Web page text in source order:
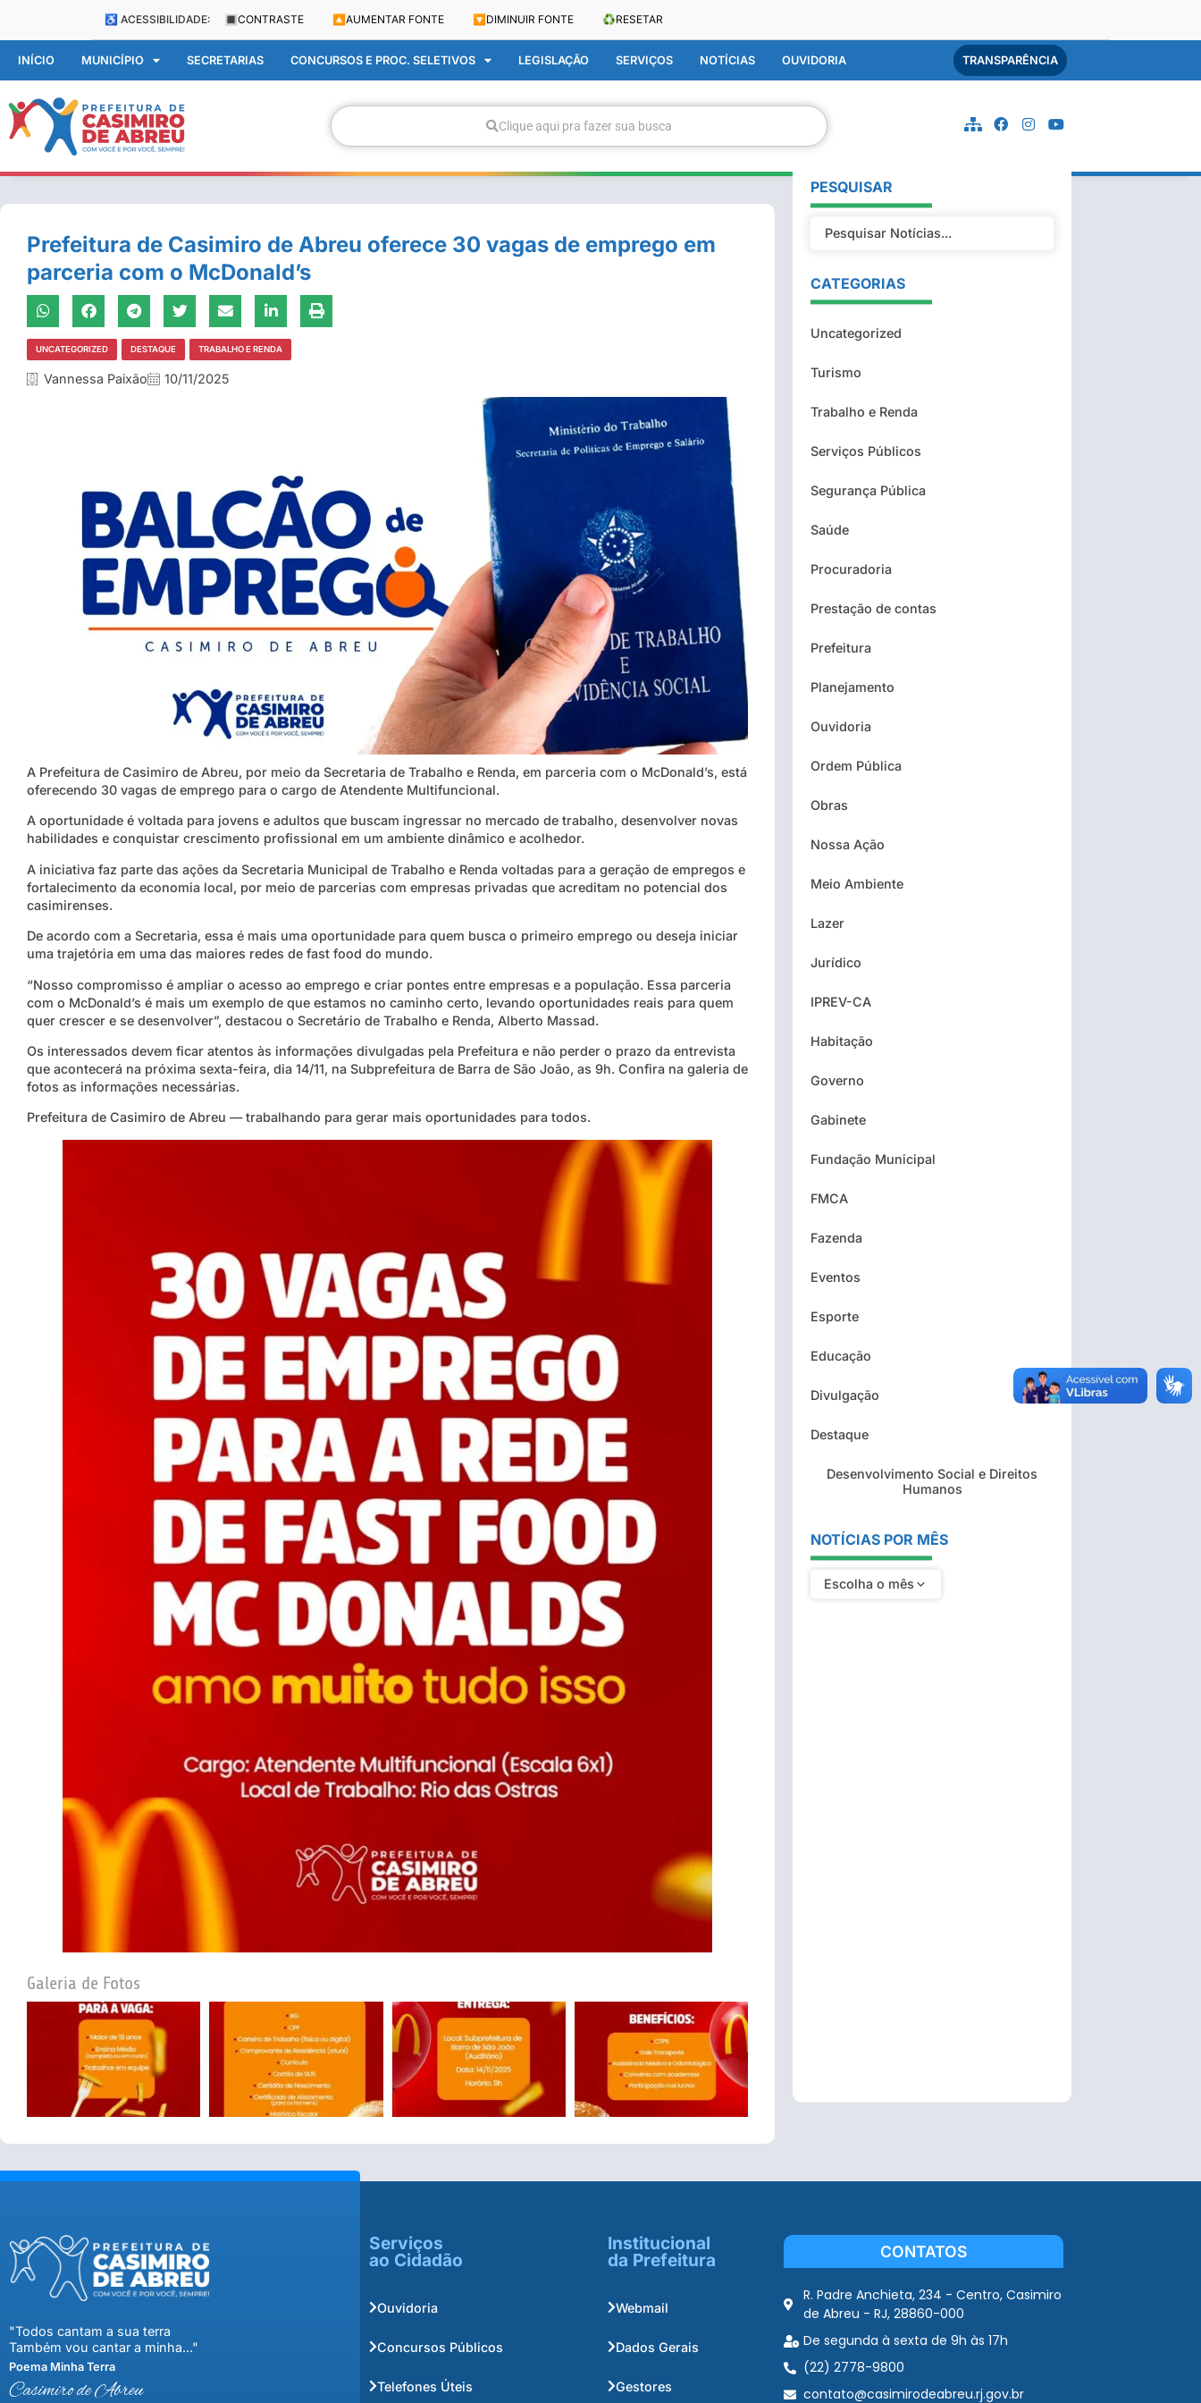
♿ ACESSIBILIDADE: 🔳 CONTRASTE 🔼 AUMENTAR FONTE 🔽 DIMINUIR FONTE ♻️RESETAR
INÍCIO MUNICÍPIO SECRETARIAS CONCURSOS E PROC. SELETIVOS LEGISLAÇÃO SERVIÇOS NOTÍCIAS OUVIDORIA TRANSPARÊNCIA
Clique aqui pra fazer sua busca
Prefeitura de Casimiro de Abreu oferece 30 vagas de emprego em
parceria com o McDonald’s
UNCATEGORIZED DESTAQUE TRABALHO E RENDA
Vannessa Paixão 10/11/2025
A Prefeitura de Casimiro de Abreu, por meio da Secretaria de Trabalho e Renda, em parceria com o McDonald’s, está
oferecendo 30 vagas de emprego para o cargo de Atendente Multifuncional.
A oportunidade é voltada para jovens e adultos que buscam ingressar no mercado de trabalho, desenvolver novas
habilidades e conquistar crescimento profissional em um ambiente dinâmico e acolhedor.
A iniciativa faz parte das ações da Secretaria Municipal de Trabalho e Renda voltadas para a geração de empregos e
fortalecimento da economia local, por meio de parcerias com empresas privadas que acreditam no potencial dos
casimirenses.
De acordo com a Secretaria, essa é mais uma oportunidade para quem busca o primeiro emprego ou deseja iniciar
uma trajetória em uma das maiores redes de fast food do mundo.
“Nosso compromisso é ampliar o acesso ao emprego e criar pontes entre empresas e a população. Essa parceria
com o McDonald’s é mais um exemplo de que estamos no caminho certo, levando oportunidades reais para quem
quer crescer e se desenvolver”, destacou o Secretário de Trabalho e Renda, Alberto Massad.
Os interessados devem ficar atentos às informações divulgadas pela Prefeitura e não perder o prazo da entrevista
que acontecerá na próxima sexta-feira, dia 14/11, na Subprefeitura de Barra de São João, as 9h. Confira na galeria de
fotos as informações necessárias.
Prefeitura de Casimiro de Abreu — trabalhando para gerar mais oportunidades para todos.
Galeria de Fotos
PESQUISAR
CATEGORIAS
Uncategorized
Turismo
Trabalho e Renda
Serviços Públicos
Segurança Pública
Saúde
Procuradoria
Prestação de contas
Prefeitura
Planejamento
Ouvidoria
Ordem Pública
Obras
Nossa Ação
Meio Ambiente
Lazer
Jurídico
IPREV-CA
Habitação
Governo
Gabinete
Fundação Municipal
FMCA
Fazenda
Eventos
Esporte
Educação
Divulgação
Destaque
Desenvolvimento Social e Direitos
Humanos
NOTÍCIAS POR MÊS
Escolha o mês
"Todos cantam a sua terra
Também vou cantar a minha..."
Poema Minha Terra
Casimiro de Abreu
Serviços
ao Cidadão
Ouvidoria
Concursos Públicos
Telefones Úteis
Institucional
da Prefeitura
Webmail
Dados Gerais
Gestores
CONTATOS
R. Padre Anchieta, 234 - Centro, Casimiro
de Abreu - RJ, 28860-000
De segunda à sexta de 9h às 17h
(22) 2778-9800
contato@casimirodeabreu.rj.gov.br